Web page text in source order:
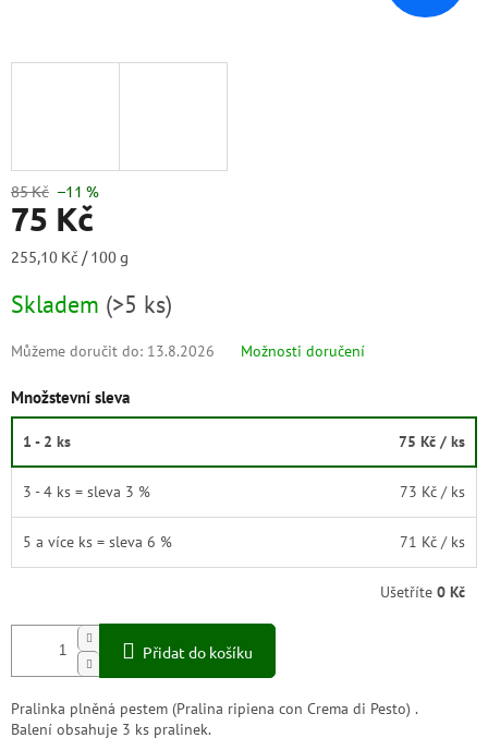
85 Kč –11 %
75 Kč
Měrná
255,10 Kč / 100 g
Skladem (>5 ks)
Můžeme doručit do: 13.8.2026 Možnosti doručení
Množstevní sleva
1 - 2 ks 75 Kč / ks
3 - 4 ks = sleva 3 % 73 Kč / ks
5 a více ks = sleva 6 % 71 Kč / ks
Ušetříte 0 Kč
Přidat do košíku
Pralinka plněná pestem (Pralina ripiena con Crema di Pesto) .
Balení obsahuje 3 ks pralinek.